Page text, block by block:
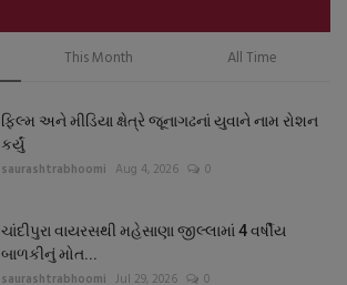
This Month All Time
ફિલ્મ અને મીડિયા ક્ષેત્રે જૂનાગઢનાં યુવાને નામ રોશન
કર્યું
saurashtrabhoomi Aug 4, 2026 0
ચાંદીપુરા વાયરસથી મહેસાણા જીલ્લામાં 4 વર્ષીય
બાળકીનું મોત...
saurashtrabhoomi Jul 29, 2026 0